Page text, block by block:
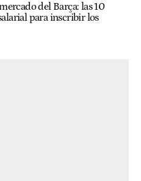
del Barça: las 10
para inscribir los